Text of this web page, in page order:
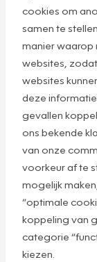
cookies om
samen te
manier waarop
websites,
websites
deze
gevallen
ons bekende
van onze
voorkeur af te
mogelijk
“optimale
koppeling van
categorie
kiezen.